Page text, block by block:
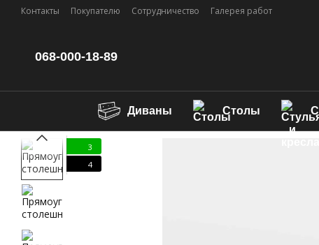
Перейти к основному контенту
Контакты Покупателю Сотрудничество Галерея работ
068-000-18-89
Диваны Столы
3
4